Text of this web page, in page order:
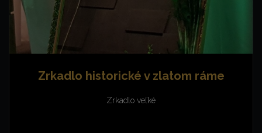
Zrkadlo historické v zlatom ráme
Zrkadlo veľké